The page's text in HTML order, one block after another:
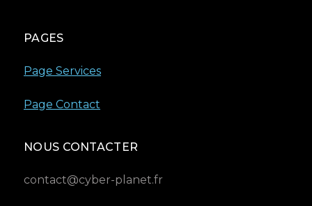
PAGES
Page Services
Page Contact
NOUS CONTACTER
contact@cyber-planet.fr